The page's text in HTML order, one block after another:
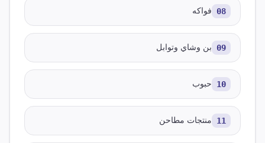
08 فواكه
09 بن وشاي وتوابل
10 حبوب
11 منتجات مطاحن